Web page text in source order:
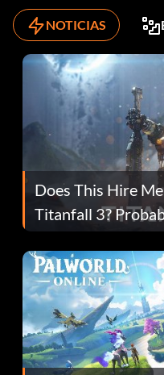
NOTICIAS
Does This Hire
Titanfall 3?
Fans Are Hopeful